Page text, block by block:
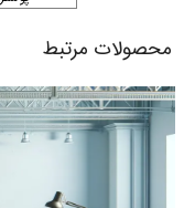
محصولات مرتبط